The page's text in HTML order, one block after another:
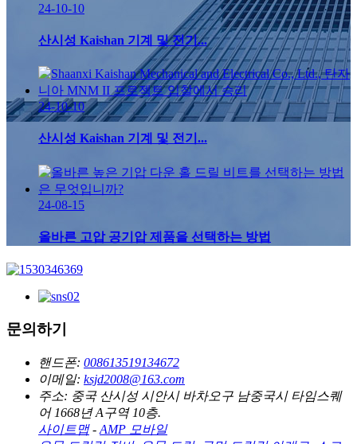
24-10-10
산시성 Kaishan 기계 및 전기...
24-10-10
산시성 Kaishan 기계 및 전기...
24-08-15
올바른 고압 공기압 제품을 선택하는 방법
문의하기
핸드폰: 008613519134672
이메일: ksjd2008@163.com
주소: 중국 산시성 시안시 바차오구 남중국시 타임스퀘
어 1668년 A구역 10층.
사이트맵- AMP 모바일